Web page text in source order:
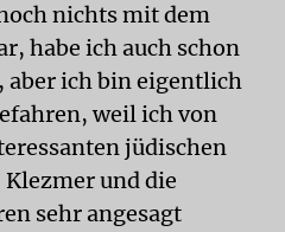
nichts mit dem
habe ich auch schon
aber ich bin eigentlich
weil ich von
jüdischen
und die
sehr angesagt